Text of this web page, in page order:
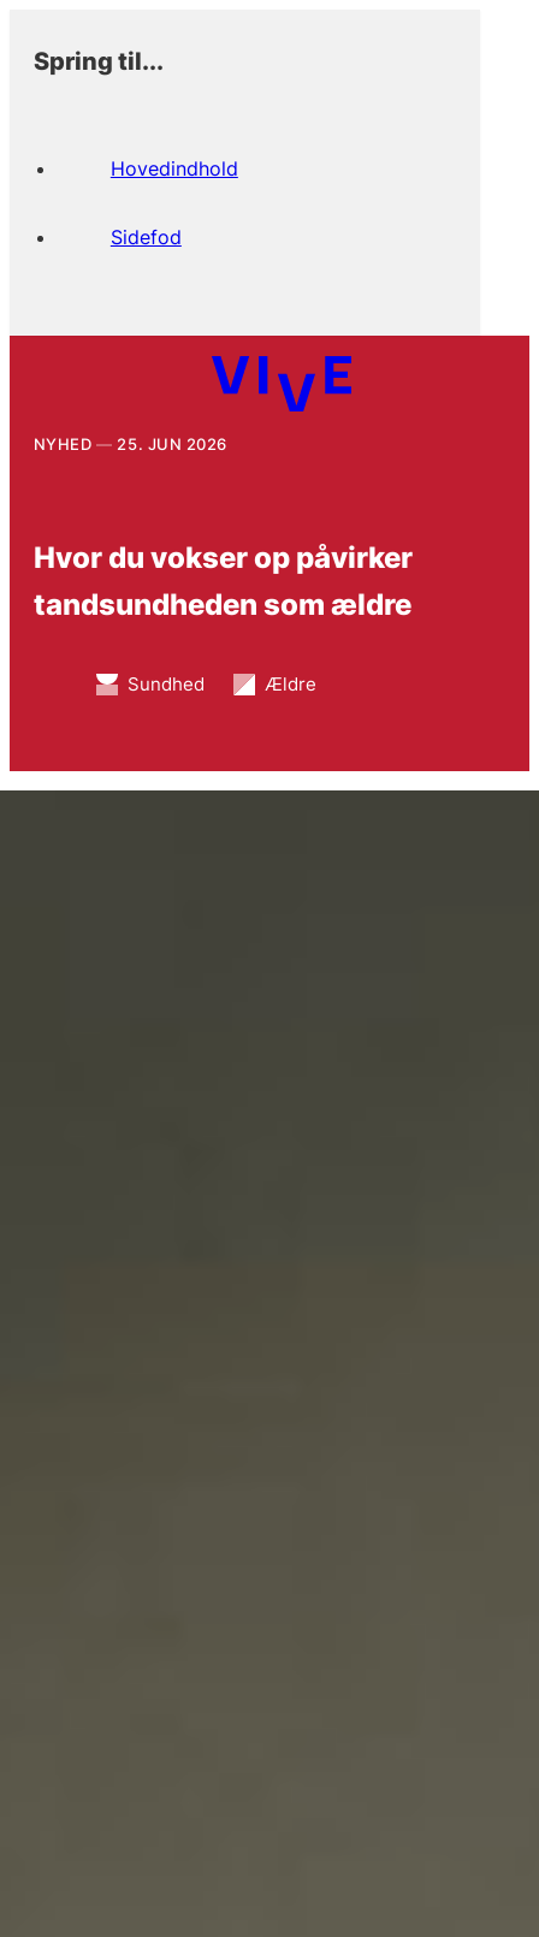
Spring til...
Hovedindhold
Sidefod
NYHED 25. JUN 2026
Hvor du vokser op påvirker
tandsundheden som ældre
Sundhed Ældre